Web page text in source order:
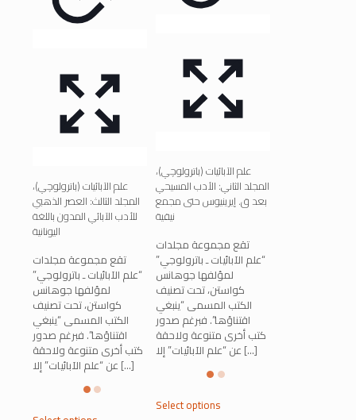
علم الآبائيات (باترولوچي)،
المجلد الثالث: العصر الذهبي
للأدب الآبائي المدون باللغة
اليونانية
تقع مجموعة مجلدات
“علم الآبائيات ـ باترولوجي”
لمؤلفها جوهانس
كواستن، تحت تصنيف
الكتب المسمى “ينبغي
اقتناؤها”. فبرغم صدور
كتب أخرى متنوعة ولاحقة
عن “علم الآبائيات” إلا […]
علم الآبائيات (باترولوچي)،
المجلد الثاني: الأدب المسيحي
بعد ق. إيرينيوس حتى مجمع
نيقية
تقع مجموعة مجلدات
“علم الآبائيات ـ باترولوجي”
لمؤلفها جوهانس
كواستن، تحت تصنيف
الكتب المسمى “ينبغي
اقتناؤها”. فبرغم صدور
كتب أخرى متنوعة ولاحقة
عن “علم الآبائيات” إلا […]
Select optionsproduct